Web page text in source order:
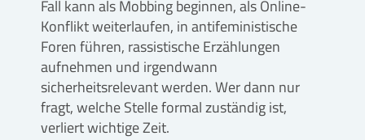
Fall kann als Mobbing beginnen, als Online-
Konflikt weiterlaufen, in antifeministische
Foren führen, rassistische Erzählungen
aufnehmen und irgendwann
sicherheitsrelevant werden. Wer dann nur
fragt, welche Stelle formal zuständig ist,
verliert wichtige Zeit.